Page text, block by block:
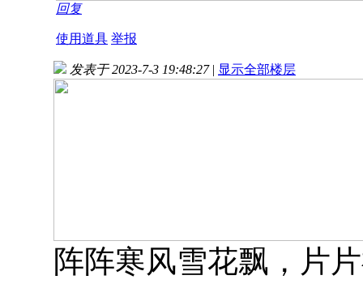
回复
使用道具 举报
发表于 2023-7-3 19:48:27 | 显示全部楼层
阵阵寒风雪花飘，片